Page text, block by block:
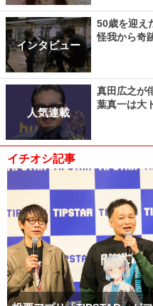
インタビュー
50歳を迎え
怪我から奇
人気連載
真田広之が
葉真一は大
イチオシ記事